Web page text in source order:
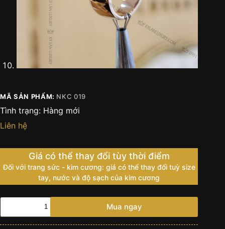
MÃ SẢN PHẨM: NKC 019
Tình trạng: Hàng mới
Liên hệ
Giá có thể thay đổi tùy thời điểm
Đối với trang sức - kim cương: giá có thể thay đổi tuỳ size
tay, nước và độ sạch của kim cương
Nhẫn
Vàng
Mua ngay